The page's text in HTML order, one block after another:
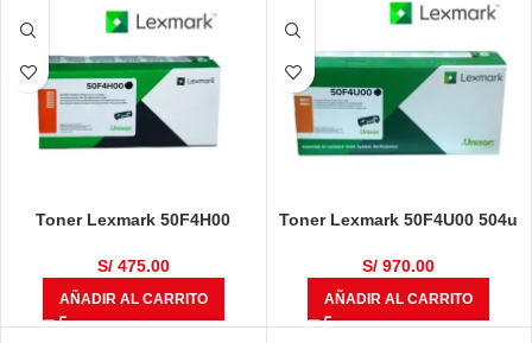
Toner Lexmark 50F4H00
5k
S/475.00
AÑADIR AL CARRITO
Toner Lexmark 50F4U00 504u
S/ 970.00
AÑADIR AL CARRITO